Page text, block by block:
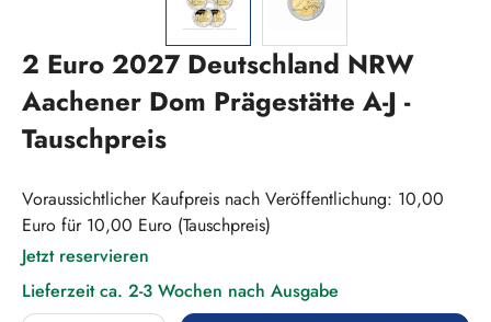
2 Euro 2027 Deutschland NRW
Aachener Dom Prägestätte A-J -
Tauschpreis
Voraussichtlicher Kaufpreis nach Veröffentlichung: 10,00
Euro für 10,00 Euro (Tauschpreis)
Jetzt reservieren
Lieferzeit ca. 2-3 Wochen nach Ausgabe